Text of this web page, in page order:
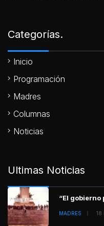
Categorías.
Inicio
Programación
Madres
Columnas
Noticias
Ultimas Noticias
“El gobierno
MADRES 18